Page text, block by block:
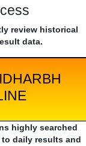
review historical
data.
highly searched
daily results and